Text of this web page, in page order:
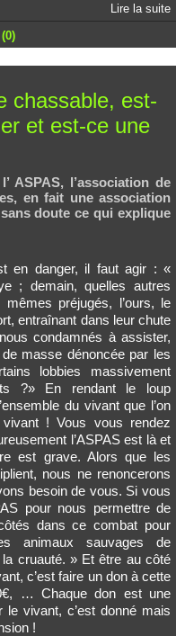
Lire la suite
chassable, est-
et est-ce une
ASPAS, l’association de
en fait une association
doute ce qui explique
en danger, il faut agir : «
; demain, quelles autres
préjugés, l’ours, le
entraînant dans leur chute
condamnés à assister,
masse dénoncée par les
lobbies massivement
?» En rendant le loup
du vivant que l’on
! Vous vous rendez
l’ASPAS est là et
est grave. Alors que les
nous ne renoncerons
besoin de vous. Si vous
pour nous permettre de
dans ce combat pour
animaux sauvages de
cruauté. » Et être au côté
c’est faire un don à cette
… Chaque don est une
vivant, c’est donné mais
!